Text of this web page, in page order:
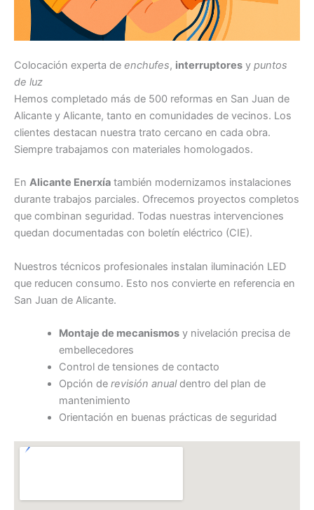
Colocación experta de enchufes, interruptores y puntos
de luz
Hemos completado más de 500 reformas en San Juan de
Alicante y Alicante, tanto en comunidades de vecinos. Los
clientes destacan nuestra trato cercano en cada obra.
Siempre trabajamos con materiales homologados.
En Alicante Enerxía también modernizamos instalaciones
durante trabajos parciales. Ofrecemos proyectos completos
que combinan seguridad. Todas nuestras intervenciones
quedan documentadas con boletín eléctrico (CIE).
Nuestros técnicos profesionales instalan iluminación LED
que reducen consumo. Esto nos convierte en referencia en
San Juan de Alicante.
Montaje de mecanismosy nivelación precisa de
embellecedores
Control de tensiones de contacto
Opción de revisión anualdentro del plan de
mantenimiento
Orientación en buenas prácticas de seguridad